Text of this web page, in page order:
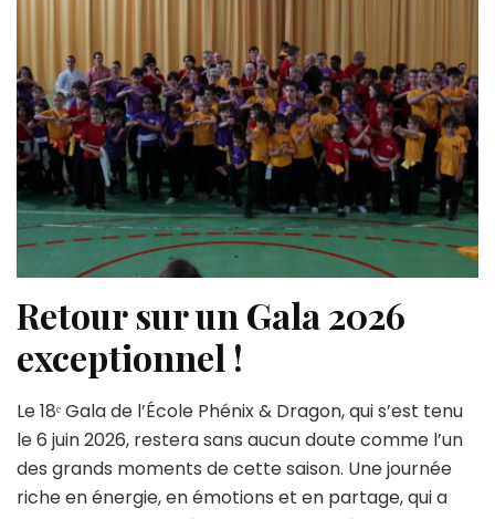
Retour sur un Gala 2026
exceptionnel !
Le 18ᵉ Gala de l’École Phénix & Dragon, qui s’est tenu
le 6 juin 2026, restera sans aucun doute comme l’un
des grands moments de cette saison. Une journée
riche en énergie, en émotions et en partage, qui a